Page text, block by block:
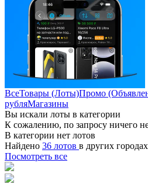
ВсеТовары (Лоты)Промо
рубляМагазины
Вы искали лоты в категории
К сожалению, по запросу ничего
В категории нет лотов
Найдено 36 лотов в других городах
Посмотреть все